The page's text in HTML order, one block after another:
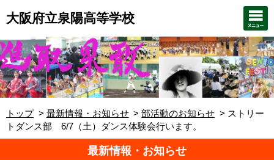
大阪府立泉陽高等学校
トップ 最新情報・お知らせ 部活動のお知らせ
ストリー
トダンス部 6/7（土）ダンス体験会行います。
最新情報・お知らせ